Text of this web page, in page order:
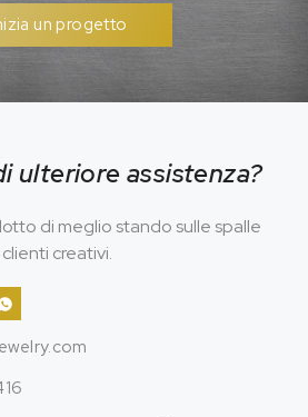
un progetto
ulteriore assistenza?
di meglio stando sulle spalle
creativi.